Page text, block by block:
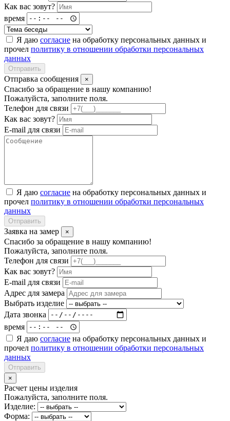
Как вас зовут?
время
Я даю согласие на обработку персональных данных и
прочел политику в отношении обработки персональных
данных
Отправить
Отправка сообщения ×
Спасибо за обращение в нашу компанию!
Пожалуйста, заполните поля.
Телефон для связи
Как вас зовут?
E-mail для связи
Я даю согласие на обработку персональных данных и
прочел политику в отношении обработки персональных
данных
Отправить
Заявка на замер ×
Спасибо за обращение в нашу компанию!
Пожалуйста, заполните поля.
Телефон для связи
Как вас зовут?
E-mail для связи
Адрес для замера
Выбрать изделие
Дата звонка
время
Я даю согласие на обработку персональных данных и
прочел политику в отношении обработки персональных
данных
Отправить
×
Расчет цены изделия
Пожалуйста, заполните поля.
Изделие:
Форма: